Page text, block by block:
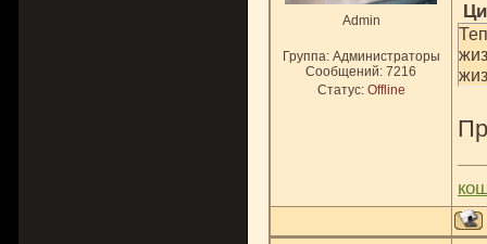
Admin
Группа: Администраторы
Сообщений: 7216
Статус: Offline